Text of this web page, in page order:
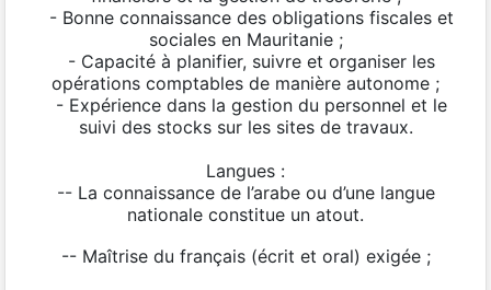
- Bonne connaissance des obligations fiscales et
sociales en Mauritanie ;
- Capacité à planifier, suivre et organiser les
opérations comptables de manière autonome ;
- Expérience dans la gestion du personnel et le
suivi des stocks sur les sites de travaux.
Langues :
-- La connaissance de l’arabe ou d’une langue
nationale constitue un atout.
-- Maîtrise du français (écrit et oral) exigée ;